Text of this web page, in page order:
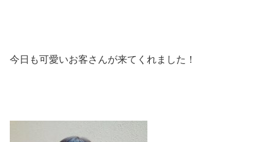
今日も可愛いお客さんが来てくれました！